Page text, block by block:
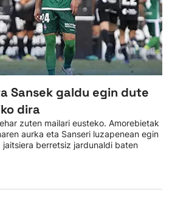
Sansek galdu egin dute
dira
zuten mailari eusteko. Amorebietak
aurka eta Sanseri luzapenean egin
berretsiz jardunaldi baten